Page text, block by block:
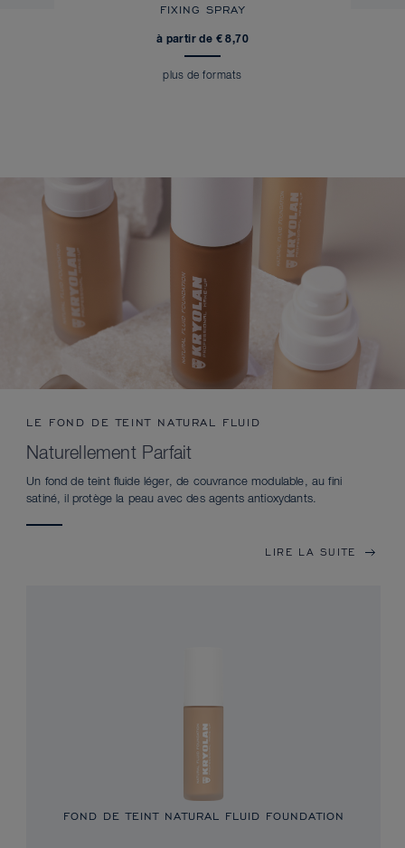
FIXING SPRAY
à partir de € 8,70
plus de formats
LE FOND DE TEINT NATURAL FLUID
Naturellement Parfait
Un fond de teint fluide léger, de couvrance modulable, au fini
satiné, il protège la peau avec des agents antioxydants.
LIRE LA SUITE
FOND DE TEINT NATURAL FLUID FOUNDATION